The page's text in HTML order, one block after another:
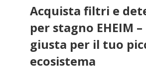
Acquista filtri e
per stagno EHEIM
giusta per il tuo
ecosistema